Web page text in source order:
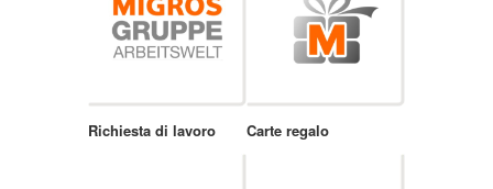
Richiesta di lavoro Carte regalo